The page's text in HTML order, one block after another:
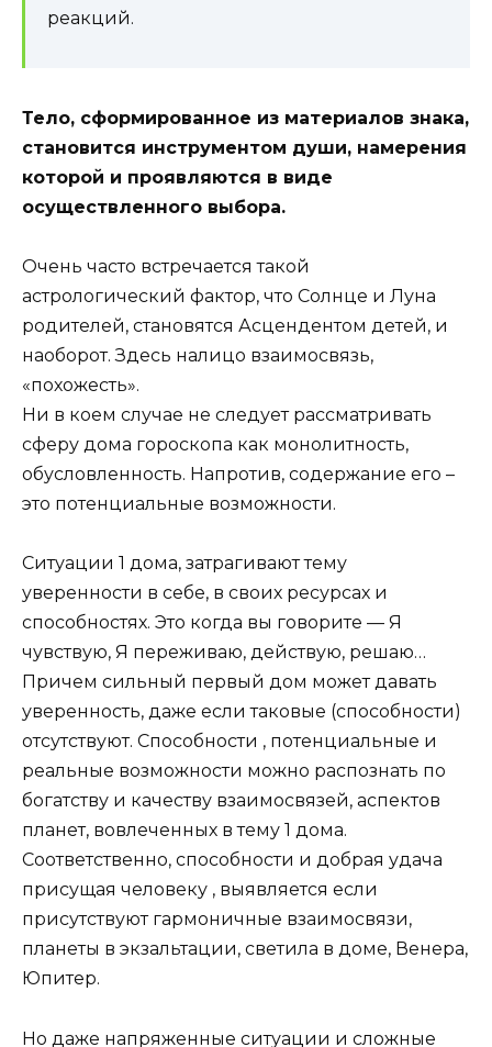
реакций.
Тело, сформированное из материалов знака,
становится инструментом души, намерения
которой и проявляются в виде
осуществленного выбора.
Очень часто встречается такой
астрологический фактор, что Солнце и Луна
родителей, становятся Асцендентом детей, и
наоборот. Здесь налицо взаимосвязь,
«похожесть».
Ни в коем случае не следует рассматривать
сферу дома гороскопа как монолитность,
обусловленность. Напротив, содержание его –
это потенциальные возможности.
Ситуации 1 дома, затрагивают тему
уверенности в себе, в своих ресурсах и
способностях. Это когда вы говорите — Я
чувствую, Я переживаю, действую, решаю…
Причем сильный первый дом может давать
уверенность, даже если таковые (способности)
отсутствуют. Способности , потенциальные и
реальные возможности можно распознать по
богатству и качеству взаимосвязей, аспектов
планет, вовлеченных в тему 1 дома.
Соответственно, способности и добрая удача
присущая человеку , выявляется если
присутствуют гармоничные взаимосвязи,
планеты в экзальтации, светила в доме, Венера,
Юпитер.
Но даже напряженные ситуации и сложные